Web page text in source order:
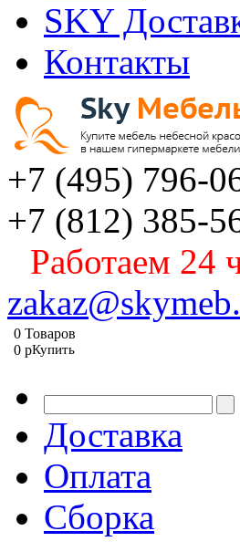
SKY
Контакты
+7 (495) 796-
+7 (812) 385-
Работаем 24
0 Товаров
0 pКупить
Доставка
Оплата
Сборка